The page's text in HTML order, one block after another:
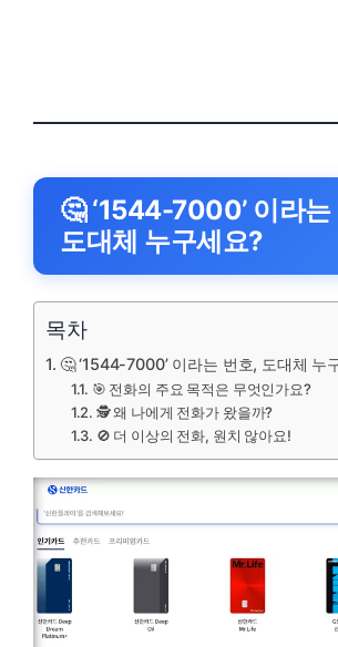
🤔‘1544-7000’ 이라는
도대체 누구세요?
목차
🤔 ‘1544-7000’ 이라는 번호, 도대체 누
🎯 전화의 주요 목적은 무엇인가요?
🕵️ 왜 나에게 전화가 왔을까?
🚫 더 이상의 전화, 원치 않아요!